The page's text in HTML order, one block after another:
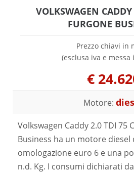
VOLKSWAGEN
FURGONE
Prezzo chiavi in
(esclusa iva e messa
€
Motore:
Volkswagen Caddy 2.0 TDI 75
Business ha un motore diesel
omologazione euro 6 e una
n.d. Kg. I consumi dichiarati